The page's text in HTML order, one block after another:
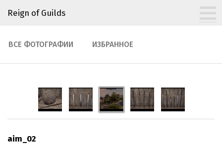
Reign of Guilds
ВСЕ ФОТОГРАФИИ ИЗБРАННОЕ
aim_02